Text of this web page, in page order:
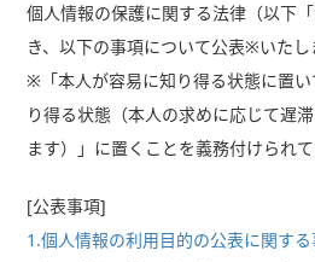
個人情報の保護に関する法律（以下
き、以下の事項について公表※いたし
※ 「本人が容易に知り得る状態に置
り得る状態（本人の求めに応じて遅
ます）」に置くことを義務付けられて
[公表事項]
1.個人情報の利用目的の公表に関す